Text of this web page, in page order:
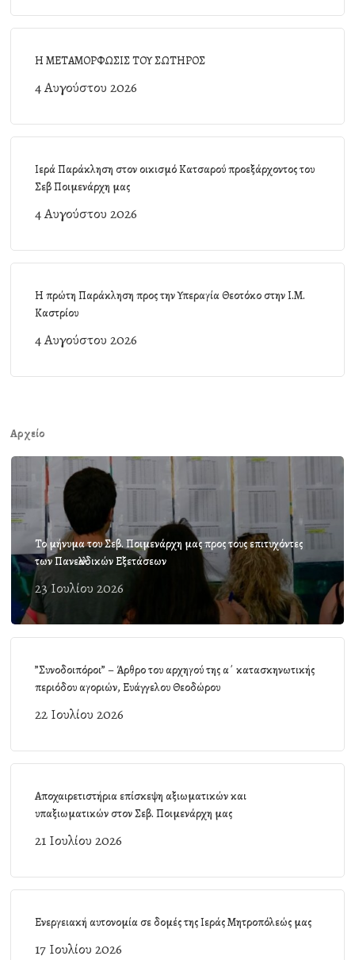
Η ΜΕΤΑΜΟΡΦΩΣΙΣ ΤΟΥ ΣΩΤΗΡΟΣ
4 Αυγούστου 2026
Ιερά Παράκληση στον οικισμό Κατσαρού προεξάρχοντος του
Σεβ Ποιμενάρχη μας
4 Αυγούστου 2026
Η πρώτη Παράκληση προς την Υπεραγία Θεοτόκο στην Ι.Μ.
Καστρίου
4 Αυγούστου 2026
Αρχείο
Το μήνυμα του Σεβ. Ποιμενάρχη μας προς τους επιτυχόντες
των Πανελλαδικών Εξετάσεων
23 Ιουλίου 2026
”Συνοδοιπόροι” – Άρθρο του αρχηγού της α΄ κατασκηνωτικής
περιόδου αγοριών, Ευάγγελου Θεοδώρου
22 Ιουλίου 2026
Αποχαιρετιστήρια επίσκεψη αξιωματικών και
υπαξιωματικών στον Σεβ. Ποιμενάρχη μας
21 Ιουλίου 2026
Ενεργειακή αυτονομία σε δομές της Ιεράς Μητροπόλεώς μας
17 Ιουλίου 2026